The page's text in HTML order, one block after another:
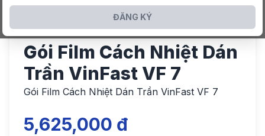
Gói Film Cách Nhiệt Dán
Trần VinFast VF 7
Gói Film Cách Nhiệt Dán Trần VinFast VF 7
5,625,000 đ
ĐĂNG KÝ